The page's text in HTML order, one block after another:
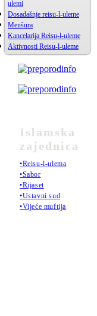
ulemi
Dosadašnje reisu-l-uleme
Menšura
Kancelarija Reisu-l-uleme
Aktivnosti Reisu-l-uleme
Islamska
zajednica
•Reisu-l-ulema
•Sabor
•Rijaset
•Ustavni sud
•Vijeće muftija